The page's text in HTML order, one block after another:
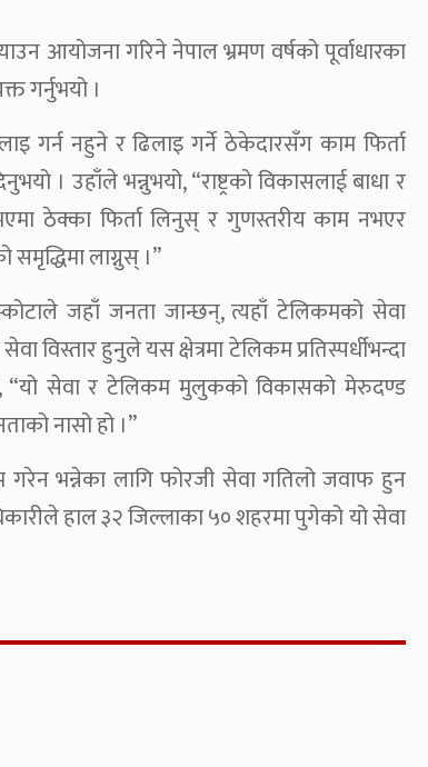
आयोजना गरिने नेपाल भ्रमण वर्षको पूर्वाधारका
गर्नुभयो ।
गर्न नहुने र ढिलाइ गर्ने ठेकेदारसँग काम फिर्ता
। उहाँले भन्नुभयो, “राष्ट्रको विकासलाई बाधा र
ठेक्का फिर्ता लिनुस् र गुणस्तरीय काम नभएर
समृद्धिमा लाग्नुस् ।”
जहाँ जनता जान्छन्, त्यहाँ टेलिकमको सेवा
विस्तार हुनुले यस क्षेत्रमा टेलिकम प्रतिस्पर्धीभन्दा
“यो सेवा र टेलिकम मुलुकको विकासको मेरुदण्ड
नासो हो ।”
गरेन भन्नेका लागि फोरजी सेवा गतिलो जवाफ हुन
हाल ३२ जिल्लाका ५० शहरमा पुगेको यो सेवा